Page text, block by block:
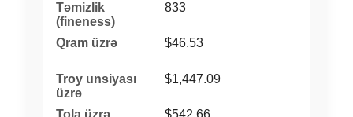
833
$46.53
$1,447.09
$542.66